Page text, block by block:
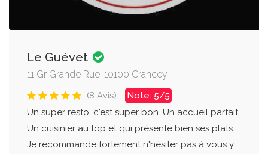
Le Guévet
11 Gr Grande Rue, 10100 Crancey
(8 Avis) - Note: 5/5
Un super resto, c'est super bon. Un accueil parfait.
Un cuisinier au top et qui présente bien ses plats.
Je recommande fortement n'hésiter pas à vous y